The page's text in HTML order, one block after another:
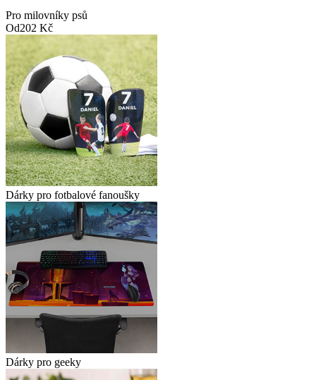
Pro milovníky psů
Od202 Kč
Dárky pro fotbalové fanoušky
Dárky pro geeky